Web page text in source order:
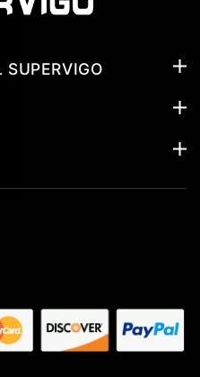
SUPERVIGO